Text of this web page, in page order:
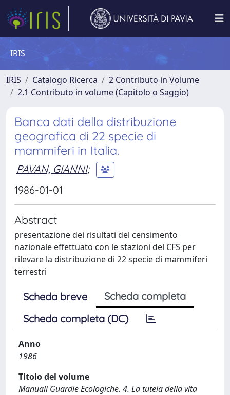
IRIS
IRIS Catalogo Ricerca
2 Contributo in Volume
2.1 Contributo in volume (Capitolo o Saggio)
Banca dati della distribuzione
geografica di 22 specie di
mammiferi in Italia.
PAVAN, GIANNI;
1986-01-01
Abstract
presentazione dei risultati del censimento
nazionale effettuato con le stazioni del CFS per
rilevare la distribuzione di 22 specie di mammiferi
terrestri
Scheda breve
Scheda completa
Scheda completa (DC)
Anno
1986
Titolo del volume
Manuali Guardie Ecologiche. 4. La tutela della vita